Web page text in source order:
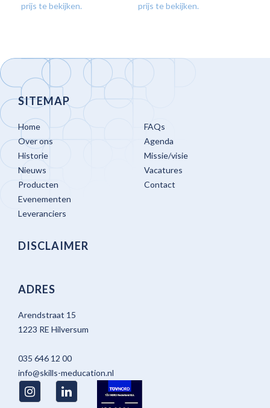
prijs te bekijken.
prijs te bekijken.
SITEMAP
Home
Over ons
Historie
Nieuws
Producten
Evenementen
Leveranciers
FAQs
Agenda
Missie/visie
Vacatures
Contact
DISCLAIMER
ADRES
Arendstraat 15
1223 RE Hilversum
035 646 12 00
info@skills-meducation.nl